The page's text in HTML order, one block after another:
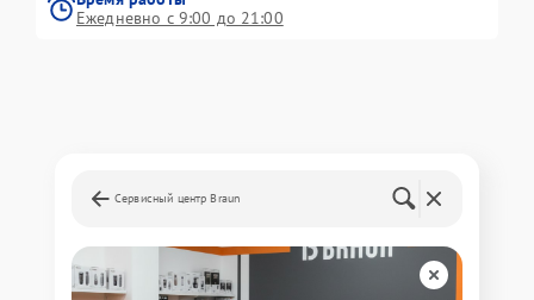
Ежедневно с 9:00 до 21:00
Сервисный центр Braun